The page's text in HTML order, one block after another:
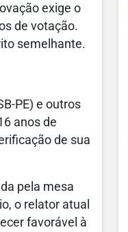
exige o
de votação.
semelhante.
PE) e outros
anos de
de sua
pela mesa
o relator atual
favorável à